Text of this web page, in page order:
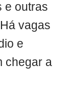
e outras
vagas
e
chegar a